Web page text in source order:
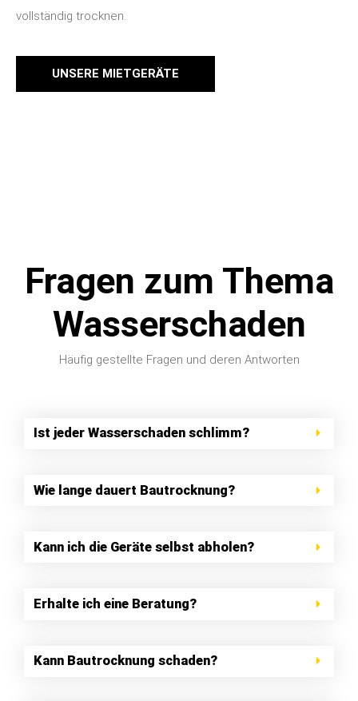
vollständig trocknen.
UNSERE MIETGERÄTE
Fragen zum Thema
Wasserschaden
Häufig gestellte Fragen und deren Antworten
Ist jeder Wasserschaden schlimm?
Wie lange dauert Bautrocknung?
Kann ich die Geräte selbst abholen?
Erhalte ich eine Beratung?
Kann Bautrocknung schaden?